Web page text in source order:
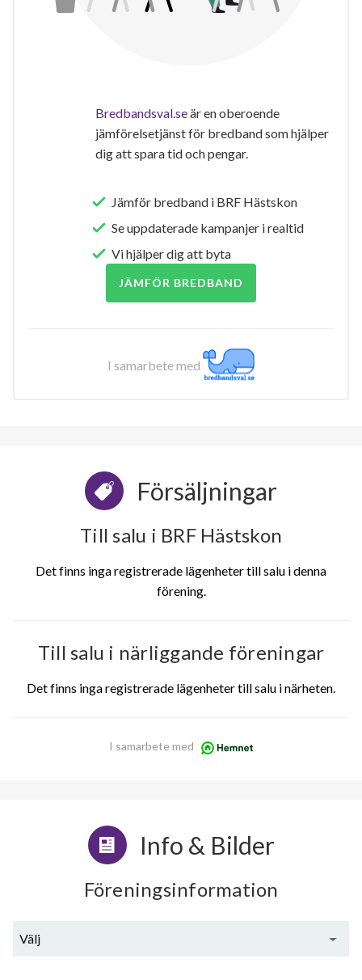
Bredbandsval.seär en oberoende
jämförelsetjänst för bredband som hjälper
dig att spara tid och pengar.
Jämför bredband i BRF Hästskon
Se uppdaterade kampanjer i realtid
Vi hjälper dig att byta
JÄMFÖR BREDBAND
I samarbete med
Försäljningar
Till salu i BRF Hästskon
Det finns inga registrerade lägenheter till salu i denna
förening.
Till salu i närliggande föreningar
Det finns inga registrerade lägenheter till salu i närheten.
I samarbete med
Info & Bilder
Föreningsinformation
Välj